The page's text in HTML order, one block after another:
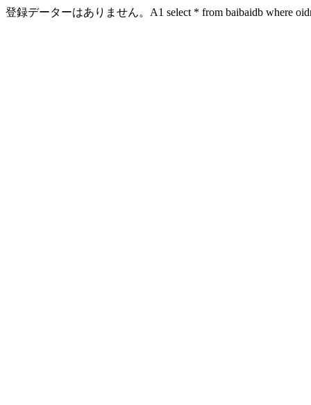
登録データーはありません。A1 select * from baibaidb where